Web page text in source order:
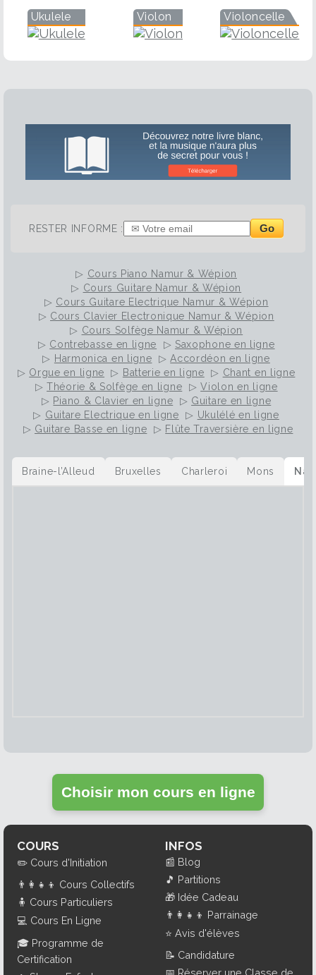
Ukulele Violon Violoncelle
RESTER INFORME : Go
▷ Cours Piano Namur & Wépion
▷ Cours Guitare Namur & Wépion
▷ Cours Guitare Electrique Namur & Wépion
▷ Cours Clavier Electronique Namur & Wépion
▷ Cours Solfège Namur & Wépion
▷ Contrebasse en ligne ▷ Saxophone en ligne
▷ Harmonica en ligne ▷Accordéon en ligne
▷ Orgue en ligne ▷ Batterie en ligne ▷ Chant en ligne
▷Théorie & Solfège en ligne ▷Violon en ligne
▷ Piano & Clavier en ligne ▷ Guitare en ligne
▷ Guitare Electrique en ligne ▷ Ukulélé en ligne
▷ Guitare Basse en ligne ▷ Flûte Traversière en ligne
Braine-l’Alleud Bruxelles Charleroi Mons
Choisir mon cours en ligne
COURS
✏️ Cours d'Initiation
👨‍👩‍👧‍👦 Cours Collectifs
🧍 Cours Particuliers
💻 Cours En Ligne
🎓 Programme de
Certification
INFOS
📰 Blog
🎵 Partitions
🎁 Idée Cadeau
👨‍👩‍👧‍👦 Parrainage
⭐ Avis d'élèves
📝 Candidature
📅 Réserver une Classe de